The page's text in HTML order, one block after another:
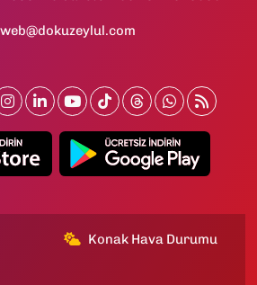
web@dokuzeylul.com
Konak Hava Durumu